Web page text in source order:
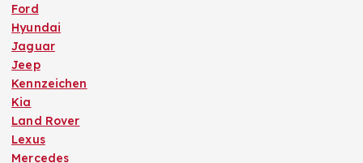
Ford
Hyundai
Jaguar
Jeep
Kennzeichen
Kia
Land Rover
Lexus
Mercedes